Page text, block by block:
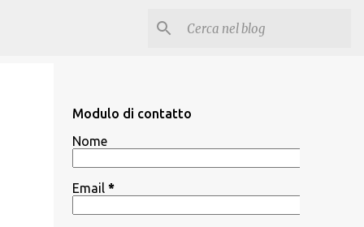
Modulo di contatto
Nome
Email *